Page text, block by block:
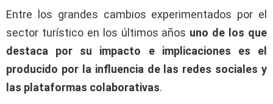
Entre los grandes cambios experimentados por el
sector turístico en los últimos años uno de los que
destaca por su impacto e implicaciones es el
producido por la influencia de las redes sociales y
las plataformas colaborativas.